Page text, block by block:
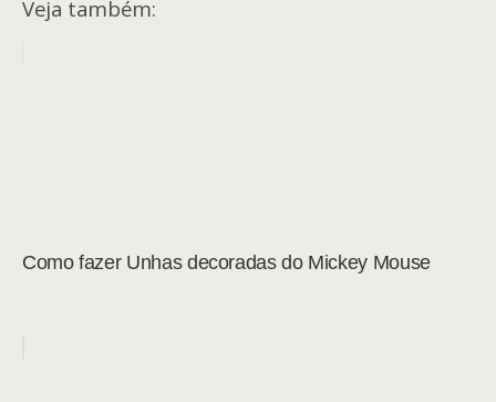
Veja também:
Como fazer Unhas decoradas do Mickey Mouse